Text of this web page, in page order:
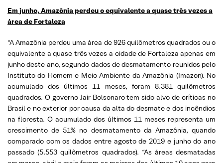
Em junho, Amazônia perdeu o equivalente a quase três vezes a
área de Fortaleza
“A Amazônia perdeu uma área de 926 quilômetros quadrados ou o
equivalente a quase três vezes a cidade de Fortaleza apenas em
junho deste ano, segundo dados de desmatamento reunidos pelo
Instituto do Homem e Meio Ambiente da Amazônia (Imazon). No
acumulado dos últimos 11 meses, foram 8.381 quilômetros
quadrados. O governo Jair Bolsonaro tem sido alvo de críticas no
Brasil e no exterior por causa da alta do desmate e dos incêndios
na floresta. O acumulado dos últimos 11 meses representa um
crescimento de 51% no desmatamento da Amazônia, quando
comparado com os dados entre agosto de 2019 e junho do ano
passado (5.553 quilômetros quadrados). “As áreas desmatadas